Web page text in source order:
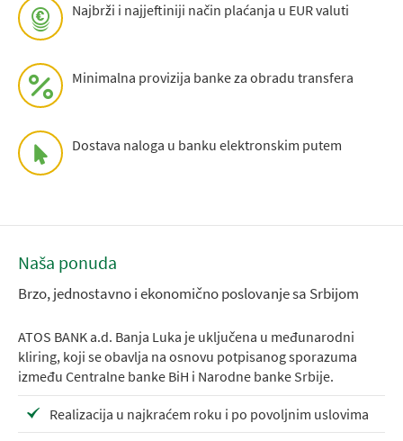
Najbrži i najjeftiniji način plaćanja u EUR valuti
Minimalna provizija banke za obradu transfera
Dostava naloga u banku elektronskim putem
Naša ponuda
Brzo, jednostavno i ekonomično poslovanje sa Srbijom
ATOS BANK a.d. Banja Luka je uključena u međunarodni
kliring, koji se obavlja na osnovu potpisanog sporazuma
između Centralne banke BiH i Narodne banke Srbije.
Realizacija u najkraćem roku i po povoljnim uslovima